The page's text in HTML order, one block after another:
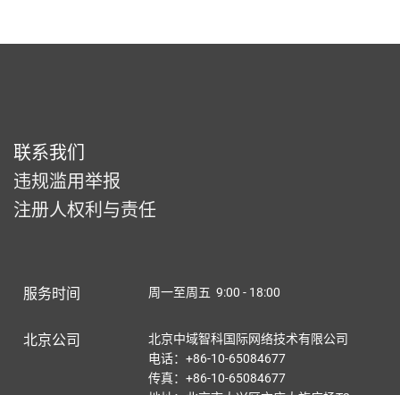
联系我们
违规滥用举报
注册人权利与责任
服务时间 周一至周五 9:00 - 18:00
北京公司
北京中域智科国际网络技术有限公司
电话：+86-10-65084677
传真：+86-10-65084677